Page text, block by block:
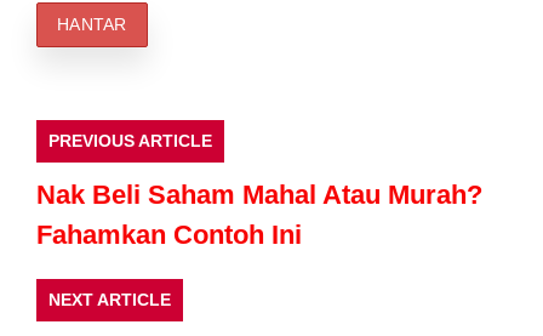
PREVIOUS ARTICLE
Nak Beli Saham Mahal Atau Murah?
Fahamkan Contoh Ini
NEXT ARTICLE